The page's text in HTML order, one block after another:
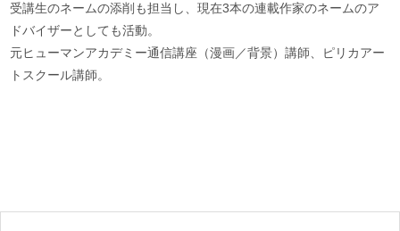
受講生のネームの添削も担当し、現在3本の連載作家のネームのア
ドバイザーとしても活動。
元ヒューマンアカデミー通信講座（漫画／背景）講師、ピリカアー
トスクール講師。